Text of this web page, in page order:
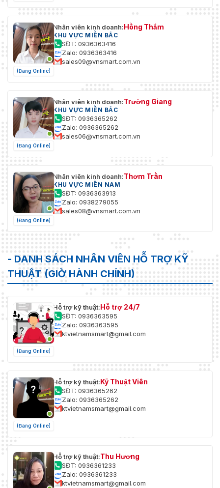
(Đang Online)
Nhân viên kinh doanh:Hồng Thắm
KHU VỰC MIỀN BẮC
SĐT: 0936363416
Zalo: 0936363416
sales09@vnsmart.com.vn
(Đang Online)
Nhân viên kinh doanh:Trường Giang
KHU VỰC MIỀN BẮC
SĐT: 0936365262
Zalo: 0936365262
sales06@vnsmart.com.vn
(Đang Online)
Nhân viên kinh doanh:Thơm Trần
KHU VỰC MIỀN NAM
SĐT: 0936363913
Zalo: 0938279055
sales08@vnsmart.com.vn
- DANH SÁCH NHÂN VIÊN HỖ TRỢ KỸ
THUẬT (GIỜ HÀNH CHÍNH)
(Đang Online)
Hỗ trợ kỹ thuật:Hỗ trợ 24/7
SĐT: 0936363595
Zalo: 0936363595
ktvietnamsmart@gmail.com
(Đang Online)
Hỗ trợ kỹ thuật:Kỹ Thuật Viên
SĐT: 0936365262
Zalo: 0936365262
ktvietnamsmart@gmail.com
Hỗ trợ kỹ thuật:Thu Hương
SĐT: 0936361233
Zalo: 0936361233
ktvietnamsmart@gmail.com